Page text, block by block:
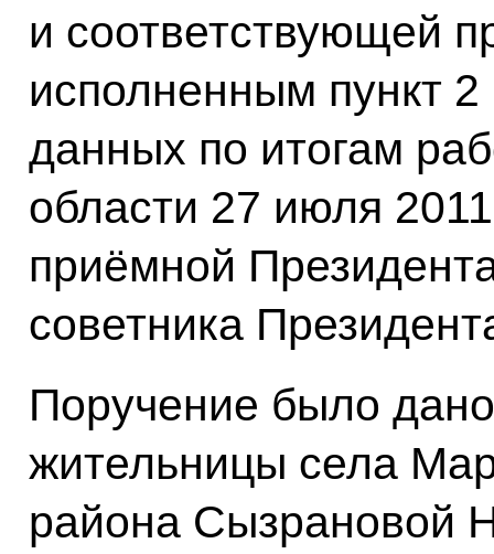
и соответствующей
исполненным пункт
данных по итогам
области 27 июля
приёмной
советника
Поручение было
жительницы села
района Сызрановой